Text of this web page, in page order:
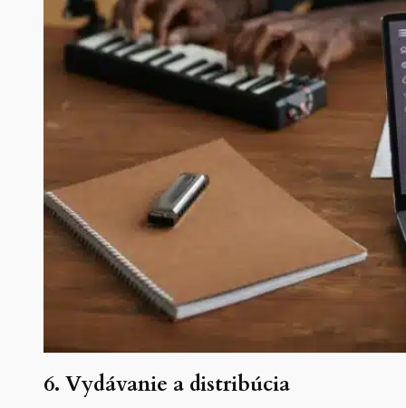
6. Vydávanie a distribúcia